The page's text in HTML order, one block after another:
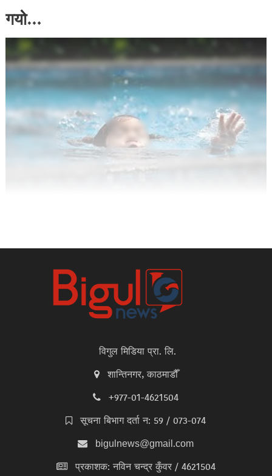
गयो…
विगुल मिडिया प्रा. लि.
शान्तिनगर, काठमाडौँ
+977-01-4621504
सूचना बिभाग दर्ता न: 59 / 073-074
bigulnews@gmail.com
प्रकाशक: नविन चन्द्र कुँवर / 4621504